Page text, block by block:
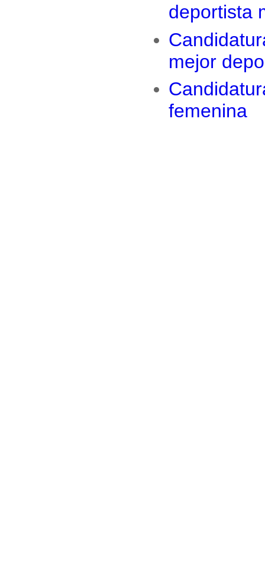
deportista
mejor
femenina